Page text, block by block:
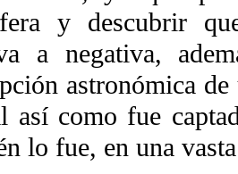
y descubrir
a negativa,
astronómica
así como fue
lo fue, en una